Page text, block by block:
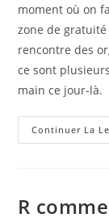
moment où on
zone de
rencontre des
ce sont
main ce jour-là.
Continuer La
R